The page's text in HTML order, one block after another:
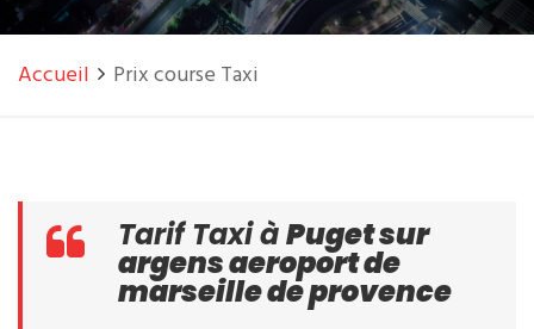
Accueil Prix course Taxi
Tarif Taxi àPuget sur
argens aeroport de
marseille de provence